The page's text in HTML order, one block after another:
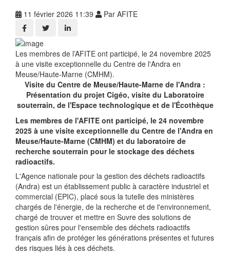
11 février 2026 11:39 Par AFITE
Les membres de l’AFITE ont participé, le 24 novembre 2025
à une visite exceptionnelle du Centre de l'Andra en
Meuse/Haute-Marne (CMHM).
Visite du Centre de Meuse/Haute-Marne de l'Andra :
Présentation du projet Cigéo, visite du Laboratoire
souterrain, de l'Espace technologique et de l'Écothèque
Les membres de l'AFITE ont participé, le 24 novembre
2025 à une visite exceptionnelle du Centre de l'Andra en
Meuse/Haute-Marne (CMHM) et du laboratoire de
recherche souterrain pour le stockage des déchets
radioactifs.
L'Agence nationale pour la gestion des déchets radioactifs
(Andra) est un établissement public à caractère industriel et
commercial (EPIC), placé sous la tutelle des ministères
chargés de l'énergie, de la recherche et de l'environnement,
chargé de trouver et mettre en Suvre des solutions de
gestion sûres pour l'ensemble des déchets radioactifs
français afin de protéger les générations présentes et futures
des risques liés à ces déchets.